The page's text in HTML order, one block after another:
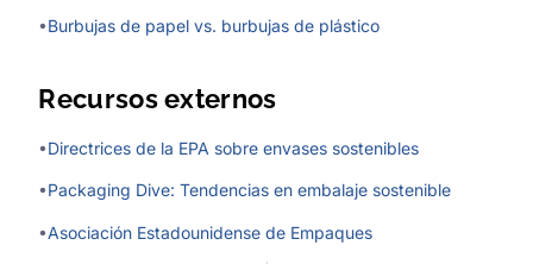
•Burbujas de papel vs. burbujas de plástico
Recursos externos
•Directrices de la EPA sobre envases sostenibles
•Packaging Dive: Tendencias en embalaje sostenible
•Asociación Estadounidense de Empaques